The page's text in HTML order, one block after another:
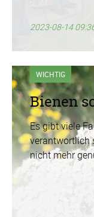
2023-08-14
WICHTIG
Bienen
Es gibt viele
verantwortlich
nicht mehr